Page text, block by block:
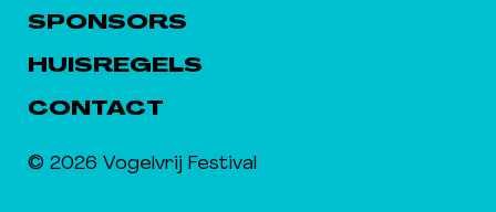
SPONSORS
HUISREGELS
CONTACT
© 2026 Vogelvrij Festival